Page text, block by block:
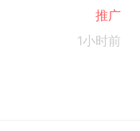
推广
1小时前